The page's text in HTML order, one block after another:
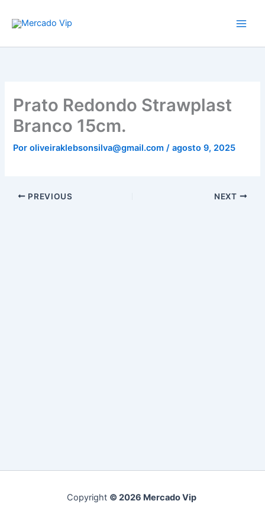
para
conteúdo
Prato Redondo Strawplast
Branco 15cm.
Poroliveiraklebsonsilva@gmail.com/agosto 9, 2025
PREVIOUS NEXT
Copyright © 2026 Mercado Vip